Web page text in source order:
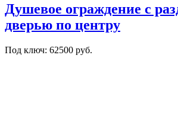
Душевое ограждение с
дверью по центру
Под ключ: 62500 руб.